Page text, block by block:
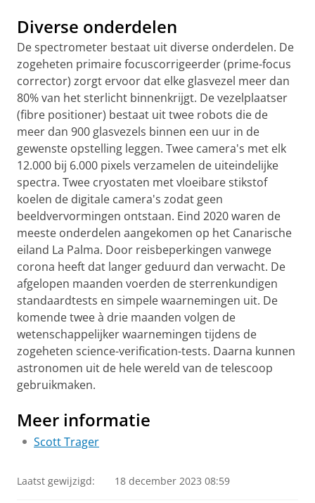
Diverse onderdelen
De spectrometer bestaat uit diverse onderdelen. De
zogeheten primaire focuscorrigeerder (prime-focus
corrector) zorgt ervoor dat elke glasvezel meer dan
80% van het sterlicht binnenkrijgt. De vezelplaatser
(fibre positioner) bestaat uit twee robots die de
meer dan 900 glasvezels binnen een uur in de
gewenste opstelling leggen. Twee camera's met elk
12.000 bij 6.000 pixels verzamelen de uiteindelijke
spectra. Twee cryostaten met vloeibare stikstof
koelen de digitale camera's zodat geen
beeldvervormingen ontstaan. Eind 2020 waren de
meeste onderdelen aangekomen op het Canarische
eiland La Palma. Door reisbeperkingen vanwege
corona heeft dat langer geduurd dan verwacht. De
afgelopen maanden voerden de sterrenkundigen
standaardtests en simpele waarnemingen uit. De
komende twee à drie maanden volgen de
wetenschappelijker waarnemingen tijdens de
zogeheten science-verification-tests. Daarna kunnen
astronomen uit de hele wereld van de telescoop
gebruikmaken.
Meer informatie
Scott Trager
Laatst gewijzigd: 18 december 2023 08:59